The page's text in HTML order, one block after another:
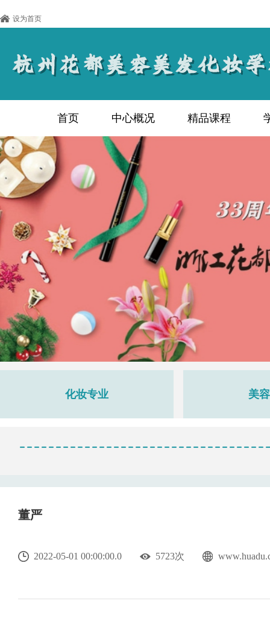
设为首页
首页 中心概况 精品课程
化妆专业 美
董严
2022-05-01 00:00:00.0 5723次